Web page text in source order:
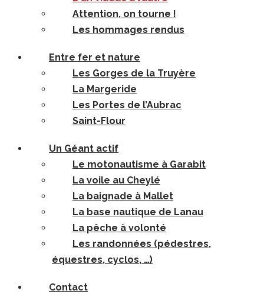
Attention, on tourne !
Les hommages rendus
Entre fer et nature
Les Gorges de la Truyère
La Margeride
Les Portes de l’Aubrac
Saint-Flour
Un Géant actif
Le motonautisme à Garabit
La voile au Cheylé
La baignade à Mallet
La base nautique de Lanau
La pêche à volonté
Les randonnées (pédestres,
équestres, cyclos, …)
Contact